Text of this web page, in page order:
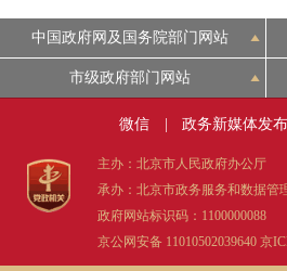
中国政府网及国务院部门网站
市级政府部门网站
微信 政务新媒体发
主办：北京市人民政府办公厅
承办：北京市政务服务和数据管
政府网站标识码：1100000088
京公网安备 11010502039640 京